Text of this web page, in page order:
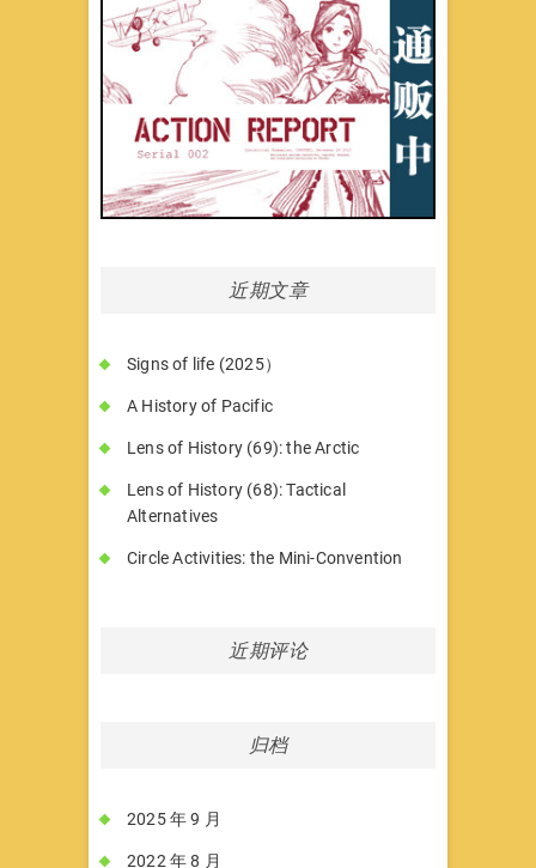
近期文章
Signs of life (2025）
A History of Pacific
Lens of History (69): the Arctic
Lens of History (68): Tactical
Alternatives
Circle Activities: the Mini-Convention
近期评论
归档
2025 年 9 月
2022 年 8 月